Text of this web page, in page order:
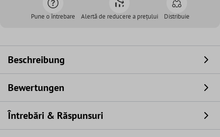
Pune o întrebare Alertă de reducere a prețului Distribuie
Beschreibung
Bewertungen
Întrebări & Răspunsuri